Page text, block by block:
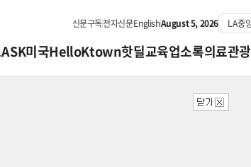
신문구독전자신문EnglishAugust 5, 2026
ASK미국HelloKtown핫딜교육업소록의료관광